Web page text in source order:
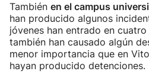
También en el campus
han producido algunos
jóvenes han entrado en
también han causado algún
menor importancia que en
hayan producido detenciones.